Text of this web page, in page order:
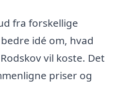
fra forskellige
idé om, hvad
vil koste. Det
priser og